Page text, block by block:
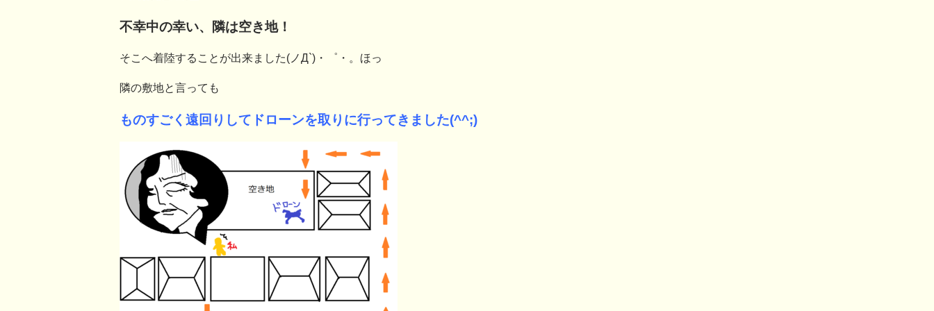
不幸中の幸い、隣は空き地！
そこへ着陸することが出来ました(ノД`)・゜・。ほっ
隣の敷地と言っても
ものすごく遠回りしてドローンを取りに行ってきました(^^;)